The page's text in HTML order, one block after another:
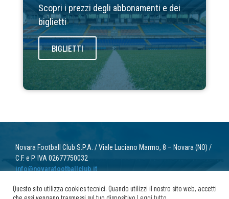
Scopri i prezzi degli abbonamenti e dei
biglietti
BIGLIETTI
Novara Football Club S.P.A. / Viale Luciano Marmo, 8 – Novara (NO) /
C.F. e P. IVA 02677750032
info@novarafootballclub.it
© 2022 Novara Football Club. Tutti i diritti riservati.
Questo sito utilizza cookies tecnici. Quando utilizzi il nostro sito web, accetti